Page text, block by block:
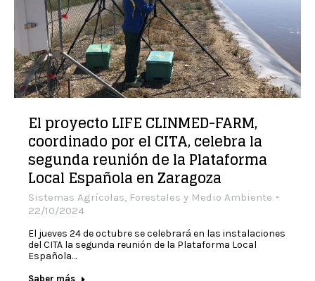
El proyecto LIFE CLINMED-FARM,
coordinado por el CITA, celebra la
segunda reunión de la Plataforma
Local Española en Zaragoza
Sistemas Agrícolas, Forestales y Medio Ambiente
22/10/2024
El jueves 24 de octubre se celebrará en las instalaciones
del CITA la segunda reunión de la Plataforma Local
Española…
Saber más